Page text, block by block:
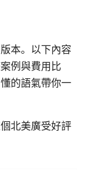
本。以下內容
例與費用比
的語氣帶你一
北美廣受好評